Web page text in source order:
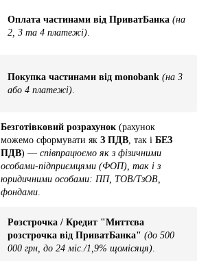
Оплата частинами від ПриватБанка (на
2, 3 та 4 платежі)
Покупка частинами від monobank (на 3
або 4 платежі)
Безготівковий розрахунок (рахунок
можемо сформувати як З ПДВ , так і БЕЗ
ПДВ) — співпрацюємо як з фізичними
особами-підприємцями (ФОП), так і з
юридичними особами: ПП, ТОВ/ТзОВ,
фондами
Розстрочка / Кредит "Миттєва
розстрочка від ПриватБанка" (до 500
000 грн, до 24 міс./1,9% щомісяця).